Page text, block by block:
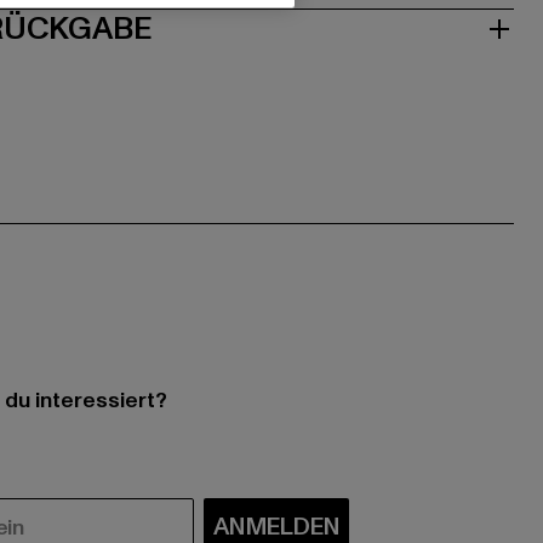
interessiert?
ANMELDEN